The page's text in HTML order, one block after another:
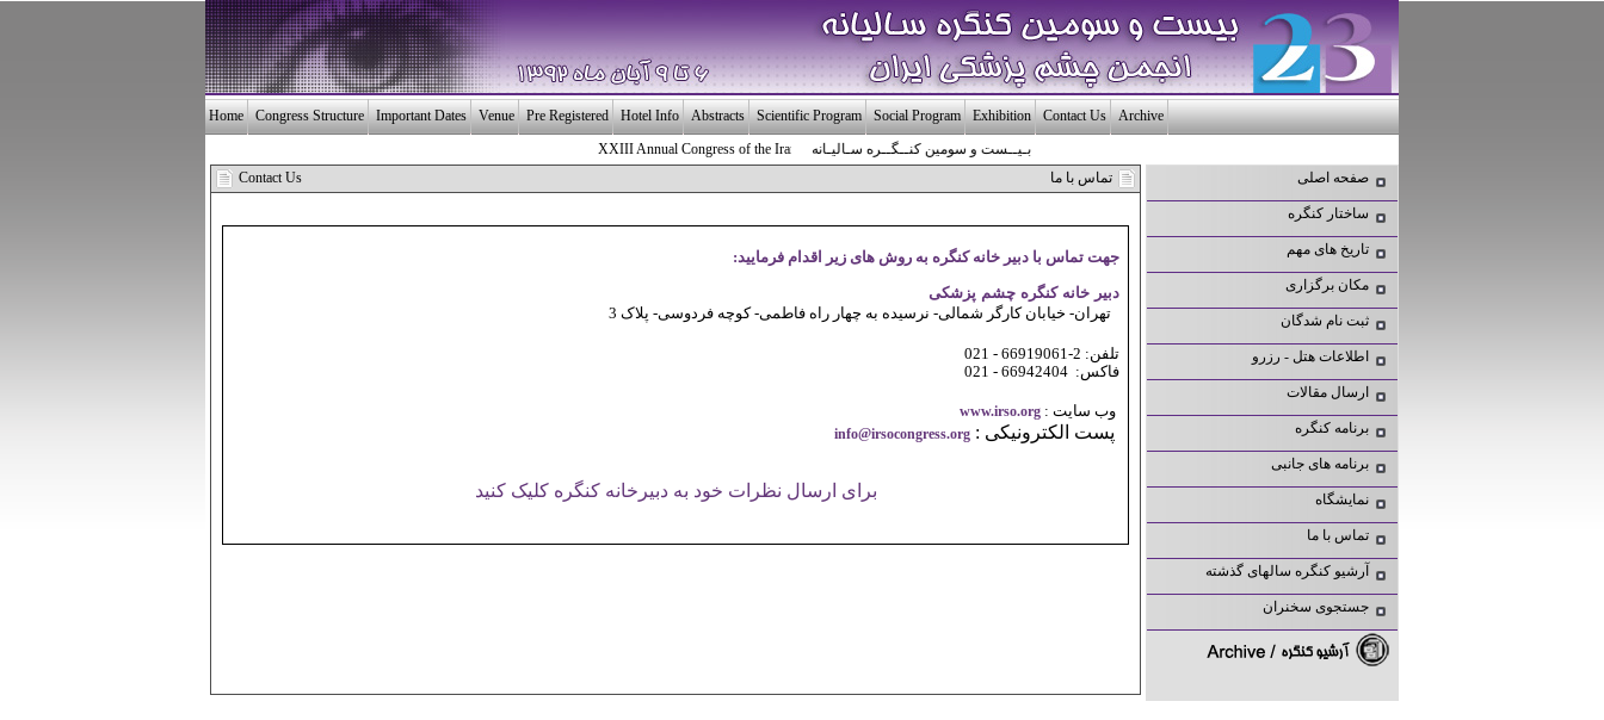
Home Congress Structure Important Dates Venue Pre Registered Hotel Info Abstracts Scientific Program Social Program Exhibition Contact Us Archive
XXIII Annual Congress of the Iranian Society of Ophthalmology
بـیــست و سومین کنــگــره سـالیـانه انـجـمـن چـشـم پـزشـکی ایـــران
Contact Us
تماس با ما
جهت تماس با دبیر خانه کنگره به روش های زیر اقدام فرمایید:
دبیر خانه کنگره چشم پزشکی
تهران- خیابان کارگر شمالی- نرسیده به چهار راه فاطمی- کوچه فردوسی- پلاک 3
تلفن: 2-66919061 - 021
فاكس: 66942404 - 021
وب سايت :www.irso.org
پست الکترونیکی :info@irsocongress.org
برای ارسال نظرات خود به دبیرخانه کنگره کلیک کنید
صفحه اصلی
ساختار کنگره
تاریخ های مهم
مکان برگزاری
ثبت نام شدگان
اطلاعات هتل - رزرو
ارسال مقالات
برنامه کنگره
برنامه های جانبی
نمایشگاه
تماس با ما
آرشیو کنگره سالهای گذشته
جستجوی سخنران